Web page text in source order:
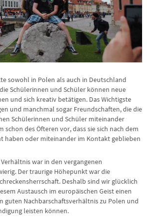
sowohl in Polen als auch in Deutschland
Schülerinnen und Schüler können neue
und sich kreativ betätigen. Das Wichtigste
und manchmal sogar Freundschaften, die die
Schülerinnen und Schüler miteinander
schon des Öfteren vor, dass sie sich nach dem
haben oder miteinander im Kontakt geblieben
war in den vergangenen
Der traurige Höhepunkt war die
Deshalb sind wir glücklich
Austausch im europäischen Geist einen
guten Nachbarschaftsverhältnis zu Polen und
leisten können.